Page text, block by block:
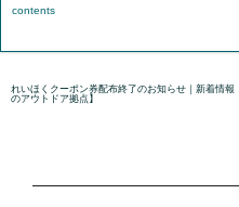
contents
れいほくクーポン券配布終了のお知らせ｜新着情
のアウトドア拠点】